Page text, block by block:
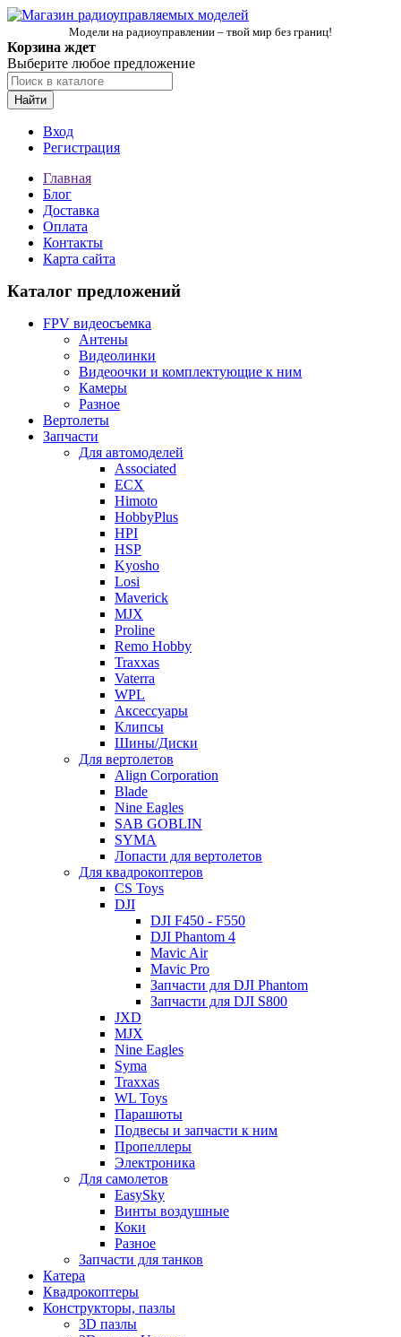
Модели на радиоуправлении – твой мир без границ!
Корзина ждет
Выберите любое предложение
Найти
Вход
Регистрация
Главная
Блог
Доставка
Оплата
Контакты
Карта сайта
Каталог предложений
FPV видеосъемка
Антены
Видеолинки
Видеоочки и комплектующие к ним
Камеры
Разное
Вертолеты
Запчасти
Для автомоделей
Associated
ECX
Himoto
HobbyPlus
HPI
HSP
Kyosho
Losi
Maverick
MJX
Proline
Remo Hobby
Traxxas
Vaterra
WPL
Аксессуары
Клипсы
Шины/Диски
Для вертолетов
Align Corporation
Blade
Nine Eagles
SAB GOBLIN
SYMA
Лопасти для вертолетов
Для квадрокоптеров
CS Toys
DJI
DJI F450 - F550
DJI Phantom 4
Mavic Air
Mavic Pro
Запчасти для DJI Phantom
Запчасти для DJI S800
JXD
MJX
Nine Eagles
Syma
Traxxas
WL Toys
Парашюты
Подвесы и запчасти к ним
Пропеллеры
Электроника
Для самолетов
EasySky
Винты воздушные
Коки
Разное
Запчасти для танков
Катера
Квадрокоптеры
Конструкторы, пазлы
3D пазлы